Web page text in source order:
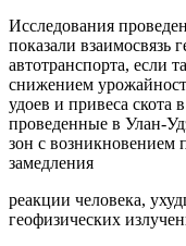
Исследования
показали взаимосвязь
автотранспорта, если
снижением
удоев и привеса скота
проведенные в Улан-
зон с возникновением
замедления
реакции человека,
геофизических